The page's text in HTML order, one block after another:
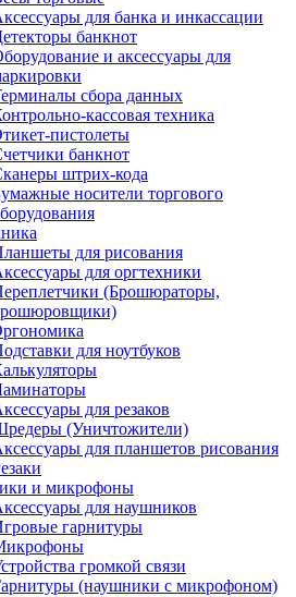
для банка и инкассации
банкнот
и аксессуары для
сбора данных
кассовая техника
пистолеты
банкнот
штрих-кода
носители торгового
для рисования
для оргтехники
(Брошюраторы,
для ноутбуков
для резаков
(Уничтожители)
для планшетов рисования
и микрофоны
для наушников
гарнитуры
громкой связи
(наушники с микрофоном)